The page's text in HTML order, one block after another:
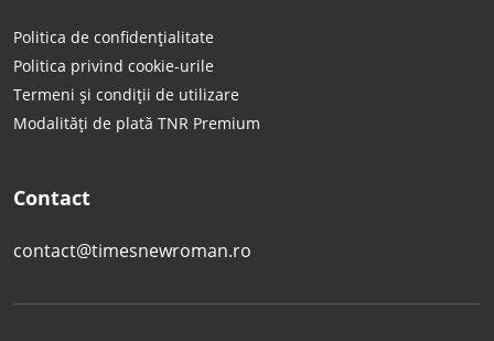
Politica de confidențialitate
Politica privind cookie-urile
Termeni și condiții de utilizare
Modalități de plată TNR Premium
Contact
contact@timesnewroman.ro